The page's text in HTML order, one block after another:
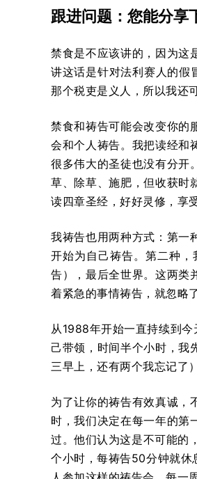
跟进问题：您能分享
禁食是不应该讲的，因为这
讲这话是针对法利赛人的假
那个税吏是义人，所以我还
禁食和祷告可能会改变你的
会和个人祷告。我把读经和
很多伟大的圣徒也没有分开
草、除草、施肥，但收获时
读四章圣经，好好灵修，享
我祷告也用两种方式：第一
开始为自己祷告。第二种
告），最后全世界。这两类
着紧急的事情祷告，就忽略
从1988年开始一直持续到
己带领，时间半个小时，我
三早上，还有两个我忘记了）
为了让你的祷告有效真诚，
时，我们决定在每一年的第
过。他们认为这是不可能的
个小时，每祷告50分钟就休